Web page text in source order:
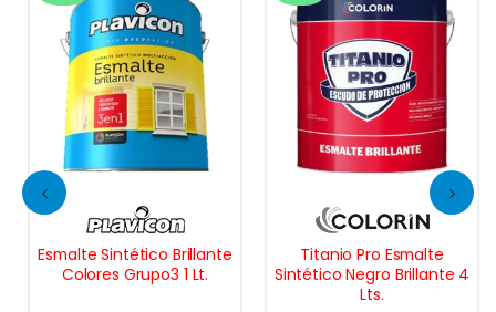
Esmalte Sintético Brillante
Colores Grupo3 1 Lt.
Titanio Pro Esmalte
Sintético Negro Brillante 4
Lts.